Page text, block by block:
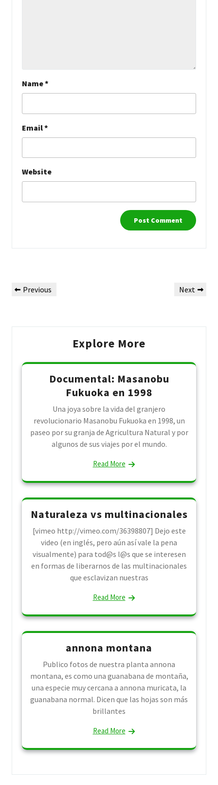
Name*
Email*
Website
navigation
Previous
Previous
Next
Next
Explore More
Documental: Masanobu
Fukuoka en 1998
Una joya sobre la vida del granjero
revolucionario Masanobu Fukuoka en 1998, un
paseo por su granja de Agricultura Natural y por
algunos de sus viajes por el mundo.
Read More
Naturaleza vs multinacionales
[vimeo http://vimeo.com/36398807] Dejo este
video (en inglés, pero aún así vale la pena
visualmente) para tod@s l@s que se interesen
en formas de liberarnos de las multinacionales
que esclavizan nuestras
Read More
annona montana
Publico fotos de nuestra planta annona
montana, es como una guanabana de montaña,
una especie muy cercana a annona muricata, la
guanabana normal. Dicen que las hojas son más
brillantes
Read More